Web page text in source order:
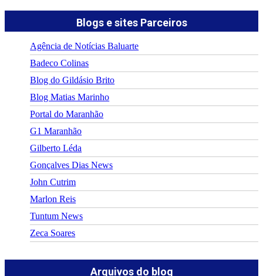
Blogs e sites Parceiros
Agência de Notícias Baluarte
Badeco Colinas
Blog do Gildásio Brito
Blog Matias Marinho
Portal do Maranhão
G1 Maranhão
Gilberto Léda
Gonçalves Dias News
John Cutrim
Marlon Reis
Tuntum News
Zeca Soares
Arquivos do blog